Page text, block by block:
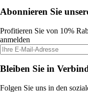
Abonnieren Sie
Profitieren Sie von 10%
anmelden
Bleiben Sie in
Folgen Sie uns in den